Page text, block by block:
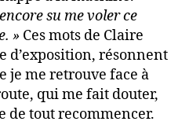
su me voler ce
» Ces mots de Claire
d’exposition, résonnent
je me retrouve face à
qui me fait douter,
de tout recommencer.